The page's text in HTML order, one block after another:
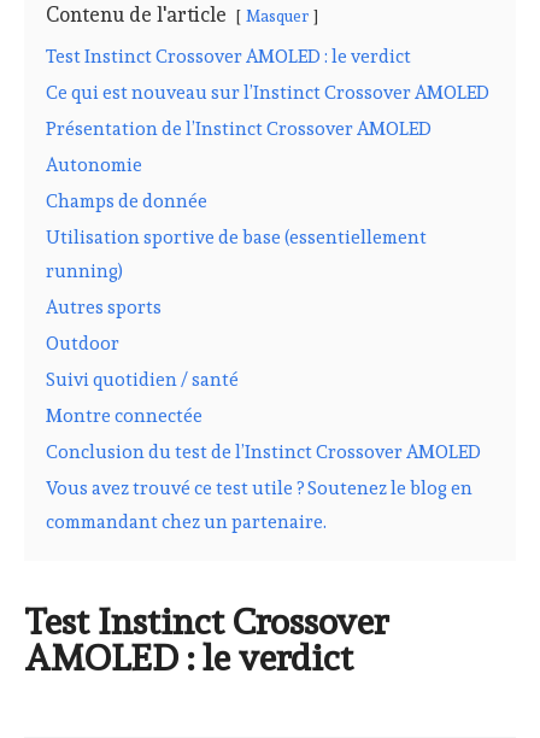
Contenu de l'article Masquer
Test Instinct Crossover AMOLED : le verdict
Ce qui est nouveau sur l’Instinct Crossover AMOLED
Présentation de l’Instinct Crossover AMOLED
Autonomie
Champs de donnée
Utilisation sportive de base (essentiellement
running)
Autres sports
Outdoor
Suivi quotidien / santé
Montre connectée
Conclusion du test de l’Instinct Crossover AMOLED
Vous avez trouvé ce test utile ? Soutenez le blog en
commandant chez un partenaire.
Test Instinct Crossover
AMOLED : le verdict